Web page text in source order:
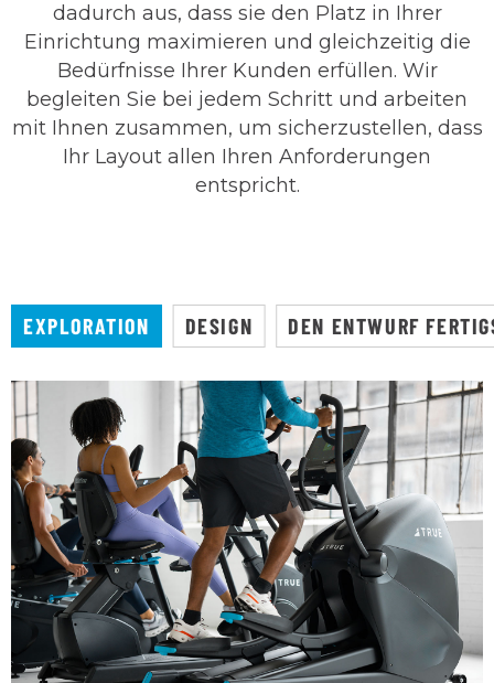
dadurch aus, dass sie den Platz in Ihrer
Einrichtung maximieren und gleichzeitig die
Bedürfnisse Ihrer Kunden erfüllen. Wir
begleiten Sie bei jedem Schritt und arbeiten
mit Ihnen zusammen, um sicherzustellen, dass
Ihr Layout allen Ihren Anforderungen
entspricht.
EXPLORATION DESIGN DEN ENTWURF